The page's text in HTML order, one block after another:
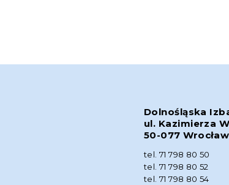
Dolnośląska
ul. Kazimierza
50-077 Wrocław
tel. 71 798 80 50
tel. 71 798 80 52
tel. 71 798 80 54